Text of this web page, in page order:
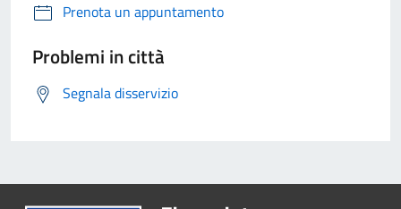
Prenota un appuntamento
Problemi in città
Segnala disservizio